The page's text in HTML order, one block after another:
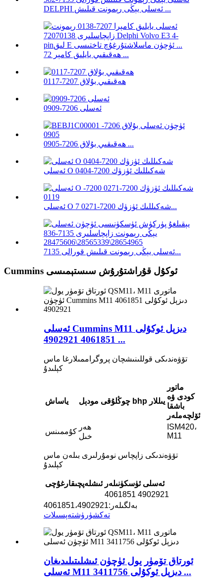
DELPHI ئەسلى يېڭى رېمونت قىلىش ...
ھەقىقىي يايلىق كامېر 72 ...
ھەقىقىي بۇلاق 7207-0117
ئەسلى 7206-0909
ھەقىقىي بۇلاق 7206-0905 ...
ئەسلى O شەكىللىك ئۈزۈك 7200-0404
ئەسلى O شەكىللىك ئۈزۈك 7200-0271 7...
ئەسلى يېڭى رېمونت قىلىش قورالى 7135...
Cummins ئوكۇل قۇراشتۇرۇش سىستېمىسى
ئەسلى Cummins M11 دىزېل ئوكۇلى
4061851 4902921 ...
تۆۋەندىكى قوللىنىشچان پروگراممىلارغا ماس
كېلىدۇ
ياساش مودېل چوڭلۇقى bhp يىللار
ماتور
كودى ۋە
باشقا
ئۆلچەملەر
كۇممىنس
ھەر
خىل
ISM420،
M11
تۆۋەندىكى زاپچاس نومۇرلىرى بىلەن ماس
كېلىدۇ
ئىشلەپچىقارغۇچى ئەسلى ئۈسكۈنىلەر
4061851 4902921
بەلگىلەر:
4061851،4902921
تەكشۈرۈشتەپسىلات
ئورتاق تۆمۈر يول ئۈچۈن ئىشلىتىلىدىغان
ئەسلى M11 دىزېل ئوكۇلى 3411756 ...